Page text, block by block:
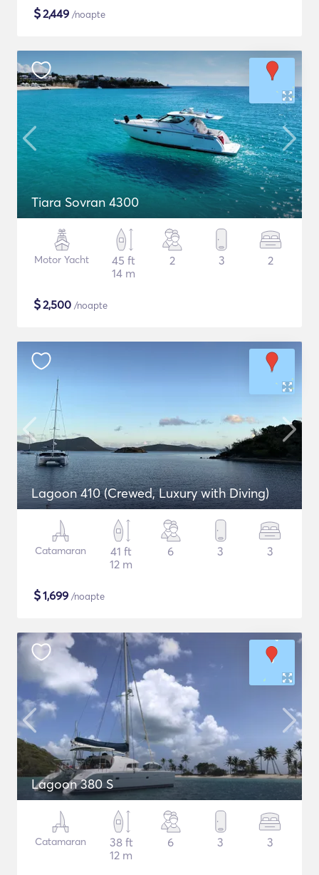
$2,449 /noapte
Tiara Sovran 4300
Motor Yacht
45 ft
14 m
2 3 2
$2,500 /noapte
Lagoon 410 (Crewed, Luxury with Diving)
Catamaran
41 ft
12 m
6 3 3
$1,699 /noapte
Lagoon 380 S
Catamaran
38 ft
12 m
6 3 3